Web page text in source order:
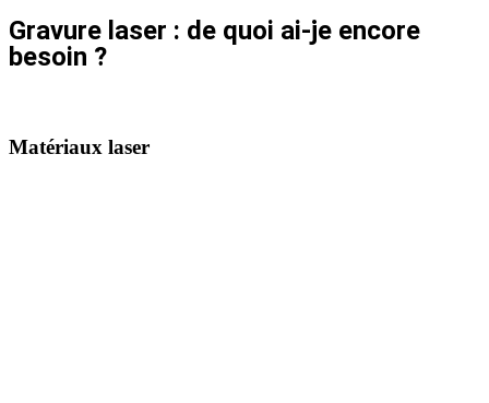
Gravure laser : de quoi ai-je encore
besoin ?
Matériaux laser